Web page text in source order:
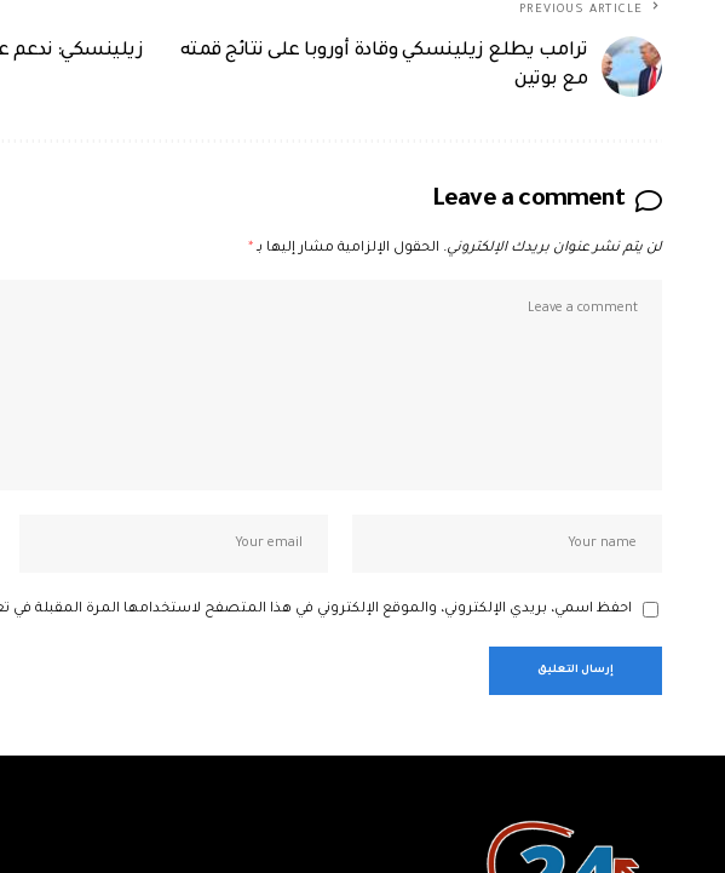
PREVIOUS ARTICLE
ترامب يطلع زيلينسكي وقادة أوروبا على نتائج قمته
مع بوتين
زيلينسكي: ندعم
Leave a comment
لن يتم نشر عنوان بريدك الإلكتروني. الحقول الإلزامية مشار إليها بـ*
احفظ اسمي، بريدي الإلكتروني، والموقع الإلكتروني في هذا المتصفح لاستخدامها المرة المقبلة في